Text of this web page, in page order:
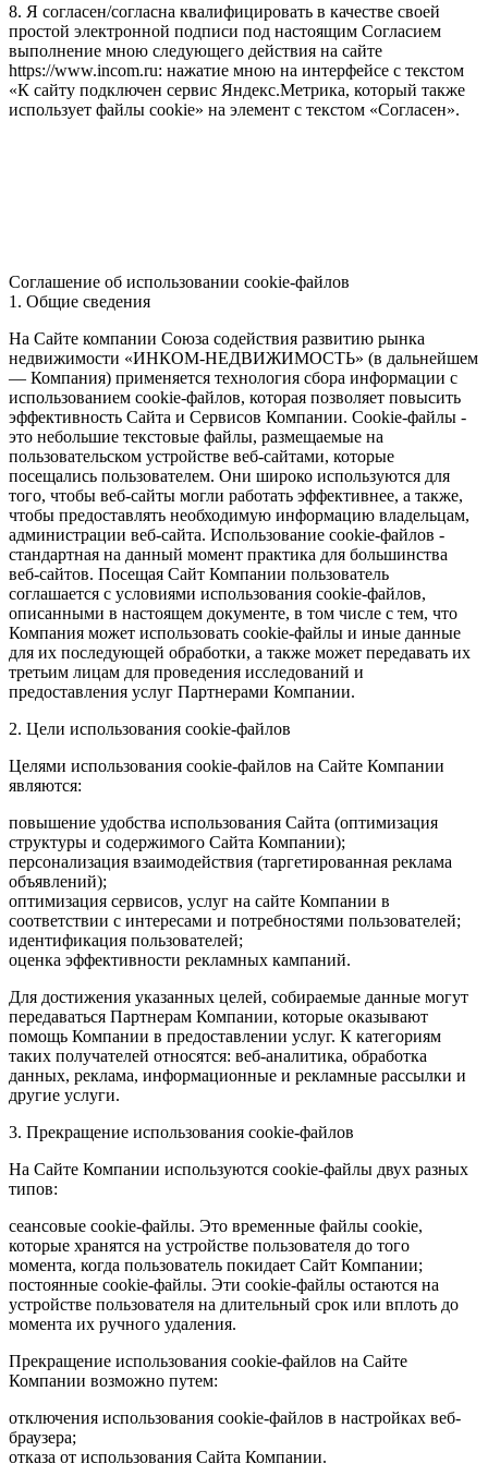
8. Я согласен/согласна квалифицировать в качестве своей
простой электронной подписи под настоящим Согласием
выполнение мною следующего действия на сайте
https://www.incom.ru: нажатие мною на интерфейсе с текстом
«К сайту подключен сервис Яндекс.Метрика, который также
использует файлы cookie» на элемент с текстом «Согласен».
Соглашение об использовании cookie-файлов
1. Общие сведения
На Сайте компании Союза содействия развитию рынка
недвижимости «ИНКОМ-НЕДВИЖИМОСТЬ» (в дальнейшем
— Компания) применяется технология сбора информации с
использованием cookie-файлов, которая позволяет повысить
эффективность Сайта и Сервисов Компании. Сookie-файлы -
это небольшие текстовые файлы, размещаемые на
пользовательском устройстве веб-сайтами, которые
посещались пользователем. Они широко используются для
того, чтобы веб-сайты могли работать эффективнее, а также,
чтобы предоставлять необходимую информацию владельцам,
администрации веб-сайта. Использование cookie-файлов -
стандартная на данный момент практика для большинства
веб-сайтов. Посещая Сайт Компании пользователь
соглашается с условиями использования cookie-файлов,
описанными в настоящем документе, в том числе с тем, что
Компания может использовать cookie-файлы и иные данные
для их последующей обработки, а также может передавать их
третьим лицам для проведения исследований и
предоставления услуг Партнерами Компании.
2. Цели использования cookie-файлов
Целями использования cookie-файлов на Сайте Компании
являются:
повышение удобства использования Сайта (оптимизация
структуры и содержимого Сайта Компании);
персонализация взаимодействия (таргетированная реклама
объявлений);
оптимизация сервисов, услуг на сайте Компании в
соответствии с интересами и потребностями пользователей;
идентификация пользователей;
оценка эффективности рекламных кампаний.
Для достижения указанных целей, собираемые данные могут
передаваться Партнерам Компании, которые оказывают
помощь Компании в предоставлении услуг. К категориям
таких получателей относятся: веб-аналитика, обработка
данных, реклама, информационные и рекламные рассылки и
другие услуги.
3. Прекращение использования cookie-файлов
На Сайте Компании используются cookie-файлы двух разных
типов:
сеансовые cookie-файлы. Это временные файлы cookie,
которые хранятся на устройстве пользователя до того
момента, когда пользователь покидает Сайт Компании;
постоянные cookie-файлы. Эти cookie-файлы остаются на
устройстве пользователя на длительный срок или вплоть до
момента их ручного удаления.
Прекращение использования cookie-файлов на Сайте
Компании возможно путем:
отключения использования cookie-файлов в настройках веб-
браузера;
отказа от использования Сайта Компании.